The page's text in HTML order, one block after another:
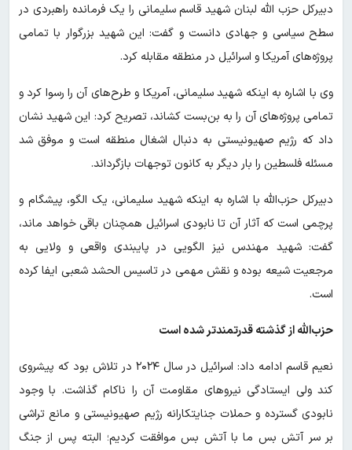
دبیرکل حزب الله لبنان شهید قاسم سلیمانی را یک فرمانده راهبردی در
سطح سیاسی و جهادی دانست و گفت: این شهید بزرگوار با تمامی
پروژه‌های آمریکا و اسرائیل در منطقه مقابله کرد.
وی با اشاره به اینکه شهید سلیمانی، آمریکا و طرح‌های آن را رسوا کرد و
تمامی پروژه‌های آن را به بن‌بست کشاند، تصریح کرد: این شهید نشان
داد که رژیم صهیونیستی به دنبال اشغال منطقه است و موفق شد
مسئله فلسطین را بار دیگر به کانون توجهات بازگرداند.
دبیرکل حزب‌الله با اشاره به اینکه شهید سلیمانی، یک الگو، پیشگام و
پرچمی است که آثار آن تا نابودی اسرائیل همچنان باقی خواهد ماند،
گفت: شهید مهندس نیز الگویی در پایبندی واقعی و ولایی به
مرجعیت شیعه بوده و نقش مهمی در تاسیس الحشد شعبی ایفا کرده
است.
حزب‌الله از گذشته قدرتمندتر شده است
نعیم قاسم ادامه داد: اسرائیل در سال ۲۰۲۴ در تلاش بود که پیشروی
کند ولی ایستادگی نیروهای مقاومت آن را ناکام گذاشت. با وجود
نابودی گسترده و حملات جنایتکارانه رژیم صهیونیستی و مانع تراشی
بر سر آتش بس ما با آتش بس موافقت کردیم؛ البته پس از جنگ